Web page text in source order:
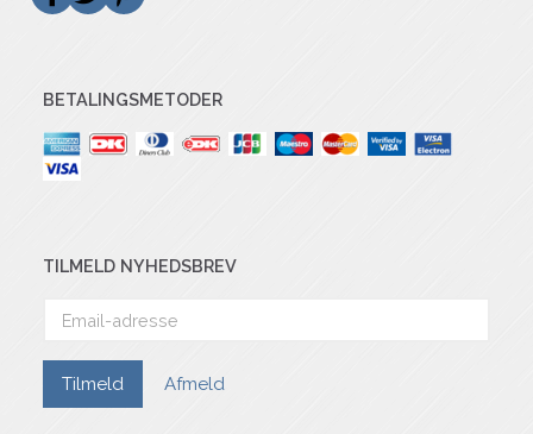
BETALINGSMETODER
TILMELD NYHEDSBREV
adresse
Tilmeld Afmeld